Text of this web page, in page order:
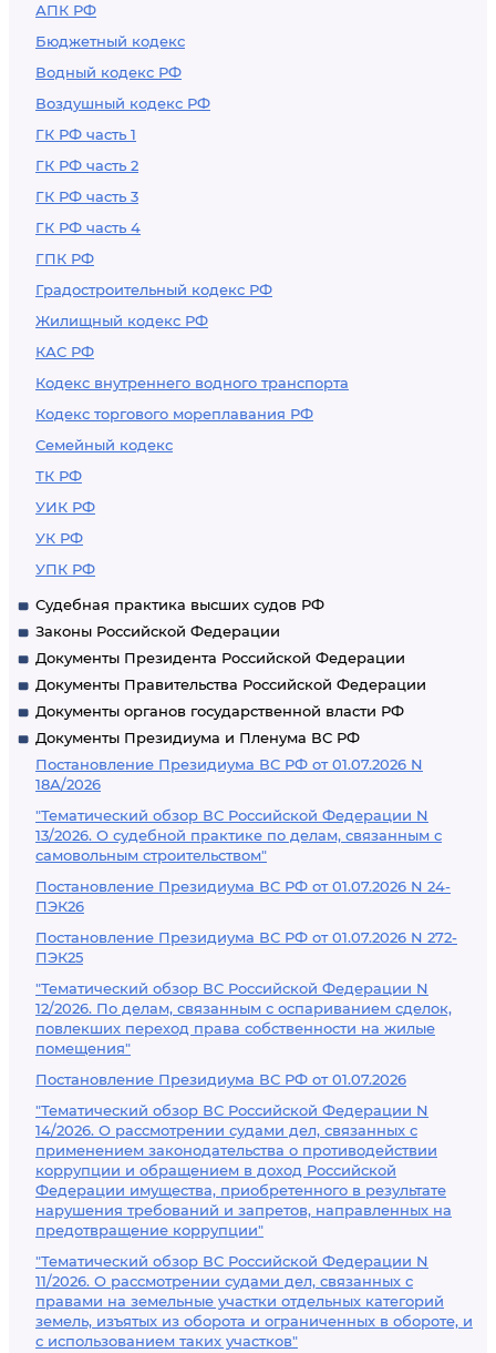
АПК РФ
Бюджетный кодекс
Водный кодекс РФ
Воздушный кодекс РФ
ГК РФ часть 1
ГК РФ часть 2
ГК РФ часть 3
ГК РФ часть 4
ГПК РФ
Градостроительный кодекс РФ
Жилищный кодекс РФ
КАС РФ
Кодекс внутреннего водного транспорта
Кодекс торгового мореплавания РФ
Семейный кодекс
ТК РФ
УИК РФ
УК РФ
УПК РФ
Судебная практика высших судов РФ
Законы Российской Федерации
Документы Президента Российской Федерации
Документы Правительства Российской Федерации
Документы органов государственной власти РФ
Документы Президиума и Пленума ВС РФ
Постановление Президиума ВС РФ от 01.07.2026 N
18А/2026
"Тематический обзор ВС Российской Федерации N
13/2026. О судебной практике по делам, связанным с
самовольным строительством"
Постановление Президиума ВС РФ от 01.07.2026 N 24-
ПЭК26
Постановление Президиума ВС РФ от 01.07.2026 N 272-
ПЭК25
"Тематический обзор ВС Российской Федерации N
12/2026. По делам, связанным с оспариванием сделок,
повлекших переход права собственности на жилые
помещения"
Постановление Президиума ВС РФ от 01.07.2026
"Тематический обзор ВС Российской Федерации N
14/2026. О рассмотрении судами дел, связанных с
применением законодательства о противодействии
коррупции и обращением в доход Российской
Федерации имущества, приобретенного в результате
нарушения требований и запретов, направленных на
предотвращение коррупции"
"Тематический обзор ВС Российской Федерации N
11/2026. О рассмотрении судами дел, связанных с
правами на земельные участки отдельных категорий
земель, изъятых из оборота и ограниченных в обороте, и
с использованием таких участков"